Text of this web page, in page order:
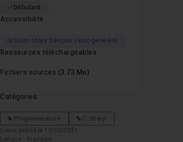
Débutant
Accessibilité
Sous-titres français (autogénérés)
Ressources téléchargeables
Fichiers sources (3.73 Mo)
Catégories
Programmation
C Sharp
Cours publié le 11/03/2021
Langue : Français